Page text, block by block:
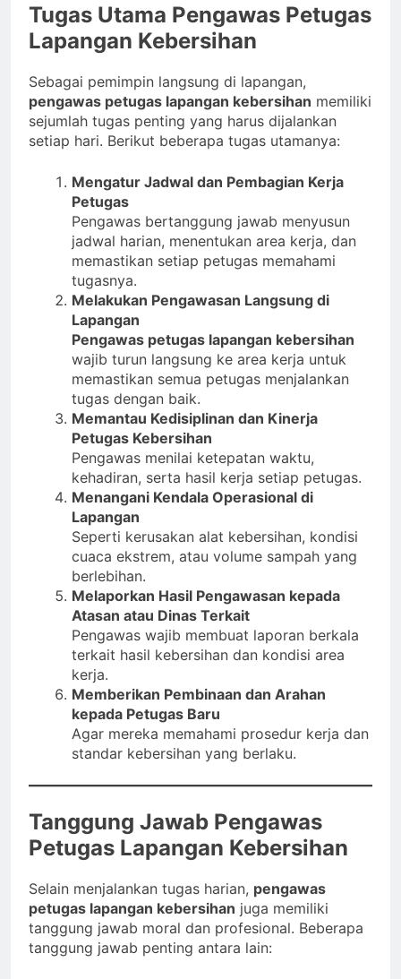
Tugas Utama Pengawas Petugas
Lapangan Kebersihan
Sebagai pemimpin langsung di lapangan,
pengawas petugas lapangan kebersihan memiliki
sejumlah tugas penting yang harus dijalankan
setiap hari. Berikut beberapa tugas utamanya:
Mengatur Jadwal dan Pembagian Kerja
Petugas
Pengawas bertanggung jawab menyusun
jadwal harian, menentukan area kerja, dan
memastikan setiap petugas memahami
tugasnya.
Melakukan Pengawasan Langsung di
Lapangan
Pengawas petugas lapangan kebersihan
wajib turun langsung ke area kerja untuk
memastikan semua petugas menjalankan
tugas dengan baik.
Memantau Kedisiplinan dan Kinerja
Petugas Kebersihan
Pengawas menilai ketepatan waktu,
kehadiran, serta hasil kerja setiap petugas.
Menangani Kendala Operasional di
Lapangan
Seperti kerusakan alat kebersihan, kondisi
cuaca ekstrem, atau volume sampah yang
berlebihan.
Melaporkan Hasil Pengawasan kepada
Atasan atau Dinas Terkait
Pengawas wajib membuat laporan berkala
terkait hasil kebersihan dan kondisi area
kerja.
Memberikan Pembinaan dan Arahan
kepada Petugas Baru
Agar mereka memahami prosedur kerja dan
standar kebersihan yang berlaku.
Tanggung Jawab Pengawas
Petugas Lapangan Kebersihan
Selain menjalankan tugas harian, pengawas
petugas lapangan kebersihan juga memiliki
tanggung jawab moral dan profesional. Beberapa
tanggung jawab penting antara lain: